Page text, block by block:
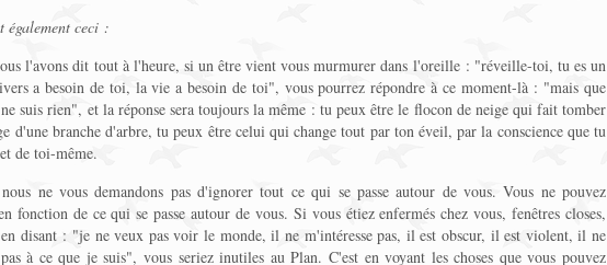
également ceci :
l'avons dit tout à l'heure, si un être vient vous murmurer dans l'oreille : "réveille-toi, tu es un
a besoin de toi, la vie a besoin de toi", vous pourrez répondre à ce moment-là : "mais que
suis rien", et la réponse sera toujours la même : tu peux être le flocon de neige qui fait tomber
d'une branche d'arbre, tu peux être celui qui change tout par ton éveil, par la conscience que tu
de toi-même.
nous ne vous demandons pas d'ignorer tout ce qui se passe autour de vous. Vous ne pouvez
fonction de ce qui se passe autour de vous. Si vous étiez enfermés chez vous, fenêtres closes,
disant : "je ne veux pas voir le monde, il ne m'intéresse pas, il est obscur, il est violent, il ne
à ce que je suis", vous seriez inutiles au Plan. C'est en voyant les choses que vous pouvez